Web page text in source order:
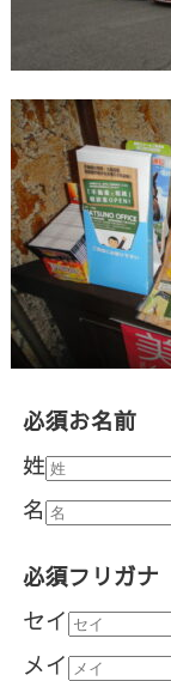
必須お名前
姓
名
必須フリガナ
セイ
メイ